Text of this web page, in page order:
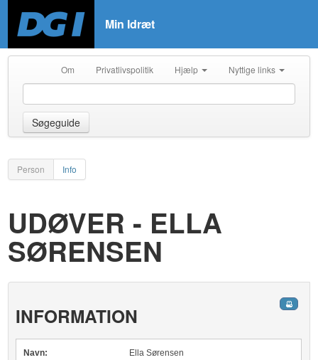
Min Idræt
Om Privatlivspolitik Hjælp Nyttige links
Søgeguide
Person Info
UDØVER - ELLA
SØRENSEN
INFORMATION
Navn: Ella Sørensen